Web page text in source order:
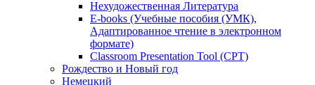
Нехудожественная Литература
E-books (Учебные пособия (УМК),
Адаптированное чтение в электронном
формате)
Classroom Presentation Tool (CPT)
Рождество и Новый год
Немецкий